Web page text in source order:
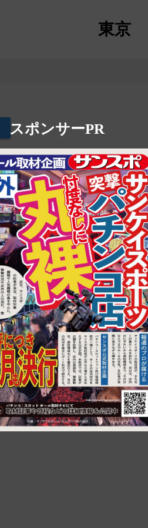
東京
スポンサーPR
1